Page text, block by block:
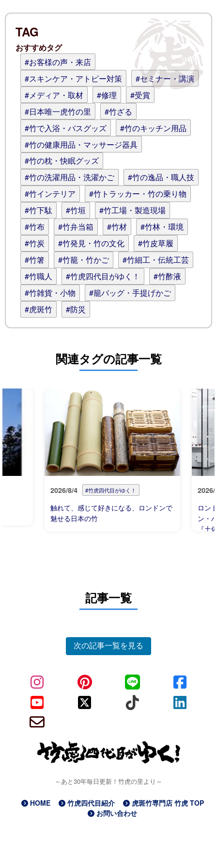
コメント (スタイル用のHTMLタグを使
えます)
TAG
おすすめタグ
#お客様の声・来店
#スキンケア・アトピー対策
#セミナー・講演
#メディア・取材
#修理
#受賞
#日本唯一虎竹の里
#竹ざる
#竹で入浴・バスグッズ
#竹のキッチン用品
#竹の健康用品・マッサージ器具
#竹の枕・快眠グッズ
#竹の洗濯用品・洗濯かご
#竹の逸品・職人技
#竹インテリア
#竹トラッカー・竹の乗り物
#竹下駄
#竹垣
#竹工場・製造現場
#竹布
#竹弁当箱 #竹材
#竹林・環境
#竹炭
#竹発見・竹の文化
#竹皮草履
#竹箸
#竹籠・竹かご
#竹細工・伝統工芸
#竹職人
#竹虎四代目がゆく！
#竹酢液
#竹雑貨・小物
#籠バッグ・手提げかご
#虎斑竹
#防災
関連タグの記事一覧
2026/8/4 #竹虎四代目がゆく！
触れて、感じて好きになる、ロンドンで
魅せる日本の竹
2026/
ロン
ン・
『土
記事一覧
次の記事一覧を見る
～あと30年毎日更新！竹虎の里より～
HOME 竹虎四代目紹介
虎斑竹専門店 竹虎 TOP
お問い合わせ